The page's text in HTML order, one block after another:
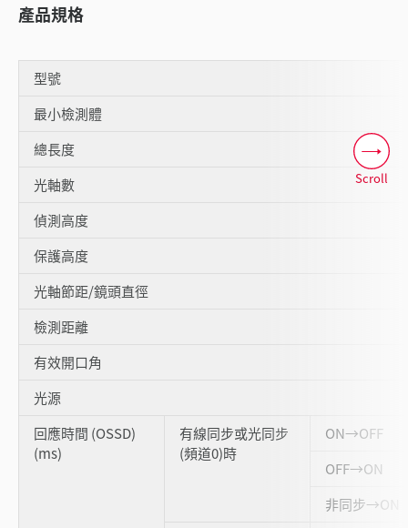
產品規格
型號
最小檢測體
總長度
光軸數
偵測高度
保護高度
光軸節距/鏡頭直徑
檢測距離
有效開口角
光源
回應時間 (OSSD)
(ms)
有線同步或光同步
(頻道0)時
ON→OFF
OFF→ON
非同步→ON
Scroll